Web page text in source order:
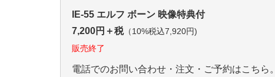
IE-55 エルフ ボーン 映像特典付
7,200円＋税（10%税込7,920円)
販売終了
電話でのお問い合わせ・注文・ご予約はこちら。